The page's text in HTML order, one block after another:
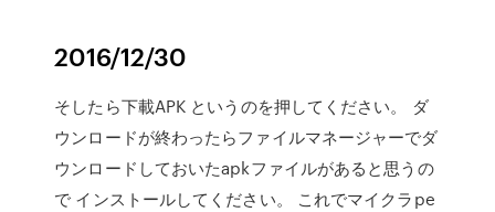
2016/12/30
そしたら下載APK というのを押してください。 ダ
ウンロードが終わったらファイルマネージャーでダ
ウンロードしておいたapkファイルがあると思うの
で インストールしてください。 これでマイクラpe